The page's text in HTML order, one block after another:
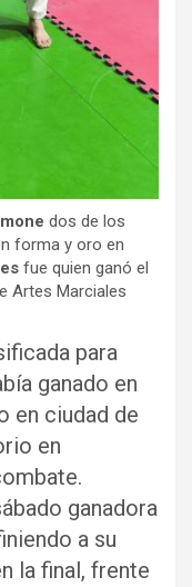
dos de los
forma y oro en
fue quien ganó el
Artes Marciales
para
ganado en
en ciudad de
en
ganadora
a su
la final, frente